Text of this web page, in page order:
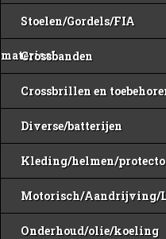
Stoelen/Gordels/FIA
materiaal
Crossbanden
Crossbrillen en
Diverse/batterijen
Kleding/helmen/
Motorisch/Aandrijving/
Onderhoud/olie/koeling